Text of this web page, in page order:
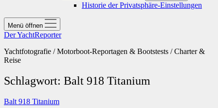
Historie der Privatsphäre-Einstellungen
Menü öffnen
Der YachtReporter
Yachtfotografie / Motorboot-Reportagen & Bootstests / Charter &
Reise
Schlagwort: Balt 918 Titanium
Balt 918 Titanium